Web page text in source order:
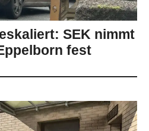
SEK nimmt
fest